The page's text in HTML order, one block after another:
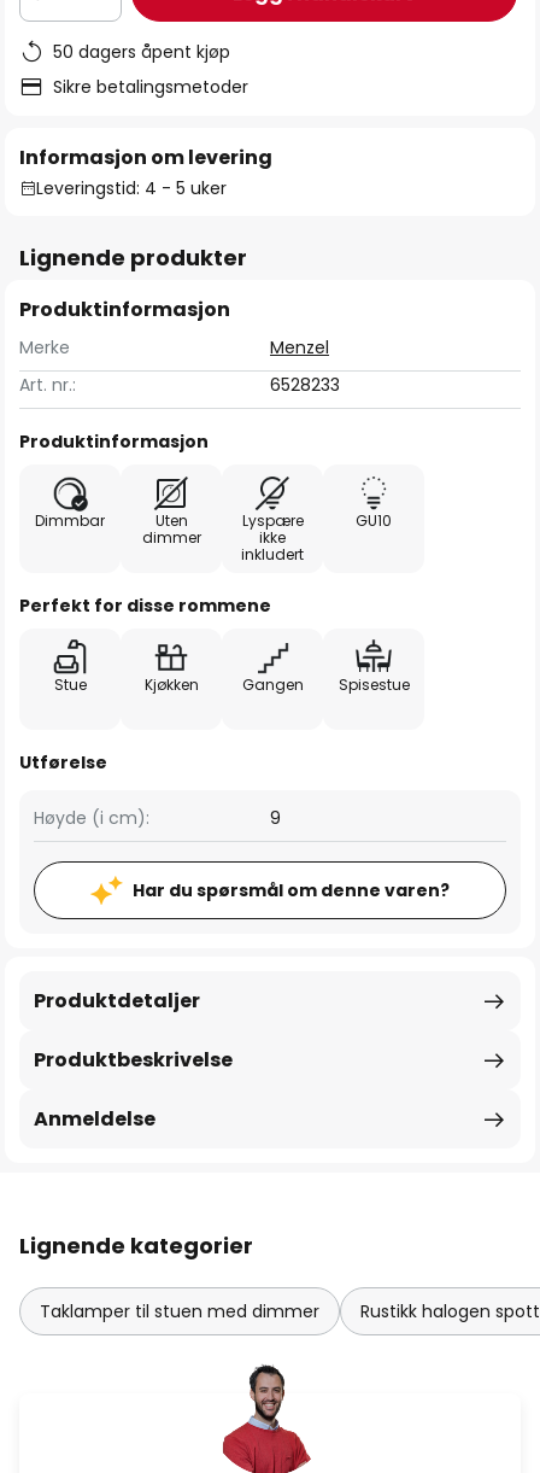
50 dagers åpent kjøp
Sikre betalingsmetoder
Informasjon om levering
Leveringstid: 4 - 5 uker
Lignende produkter
Produktinformasjon
Merke
Menzel
Art. nr.:
6528233
Produktinformasjon
Dimmbar
Uten
dimmer
Lyspære
ikke
inkludert
GU10
Perfekt for disse rommene
Stue Kjøkken Gangen Spisestue
Utførelse
Høyde (i cm): 9
Har du spørsmål om denne varen?
Produktbeskrivelse
Produktdetaljer
Anmeldelse
Lignende kategorier
Taklamper til stuen med dimmer Rustikk halogen